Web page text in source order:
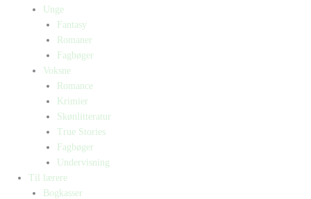
Unge
Fantasy
Romaner
Fagbøger
Voksne
Romance
Krimier
Skønlitteratur
True Stories
Fagbøger
Undervisning
Til lærere
Bogkasser